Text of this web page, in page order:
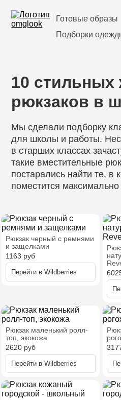
Готовые образы
Подборки
10 стильных
рюкзаков в
Мы сделали подборку
для школы и работы.
в старших классах
такие вместительные
постарались найти те, в
поместится
Рюкзак черный с ремнями
и защелками
1163 руб
Перейти в Wildberries
Рюкзак маленький ролл-
топ, экокожа
2620 руб
Перейти в Wildberries